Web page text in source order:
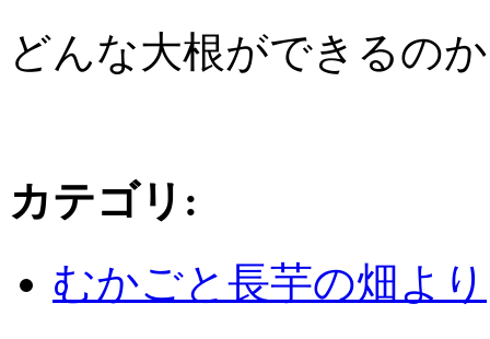
どんな大根ができるの
カテゴリ :
むかごと長芋の畑より